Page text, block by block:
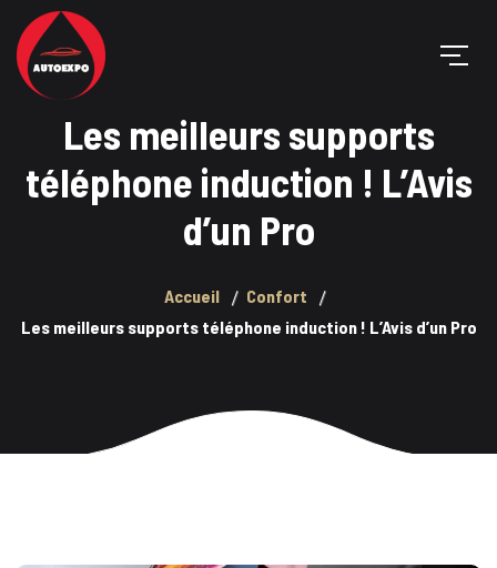
Les meilleurs supports
téléphone induction ! L’Avis
d’un Pro
Accueil
Confort
Les meilleurs supports téléphone induction ! L’Avis d’un Pro